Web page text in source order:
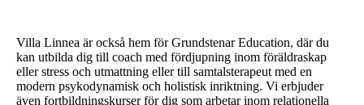
Villa Linnea är också hem för Grundstenar Education, där du
kan utbilda dig till coach med fördjupning inom föräldraskap
eller stress och utmattning eller till samtalsterapeut med en
modern psykodynamisk och holistisk inriktning. Vi erbjuder
även fortbildningskurser för dig som arbetar inom relationella